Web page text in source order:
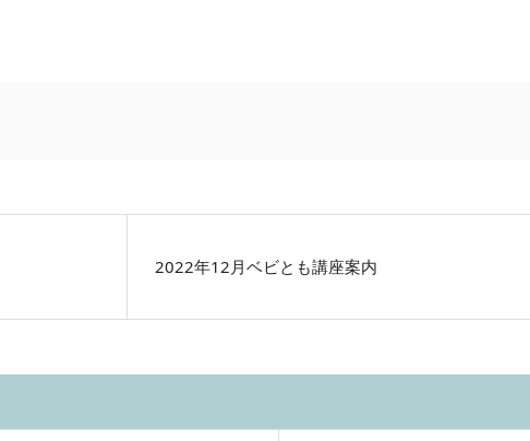
2022年12月ベビとも講座案内